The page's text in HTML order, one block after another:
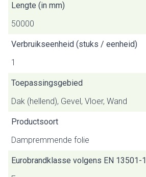
Lengte (in mm)
50000
Verbruikseenheid (stuks / eenheid)
1
Toepassingsgebied
Dak (hellend), Gevel, Vloer, Wand
Productsoort
Dampremmende folie
Eurobrandklasse volgens EN 13501-1